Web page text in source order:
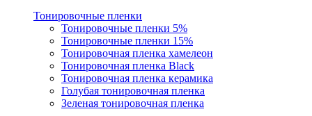
Тонировочные пленки
Тонировочные пленки 5%
Тонировочные пленки 15%
Тонировочная пленка хамелеон
Тонировочная пленка Black
Тонировочная пленка керамика
Голубая тонировочная пленка
Зеленая тонировочная пленка